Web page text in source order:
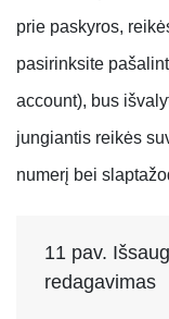
prie paskyros,
pasirinksite
account), bus
jungiantis reikės
numerį bei
11 pav.
redagavimas